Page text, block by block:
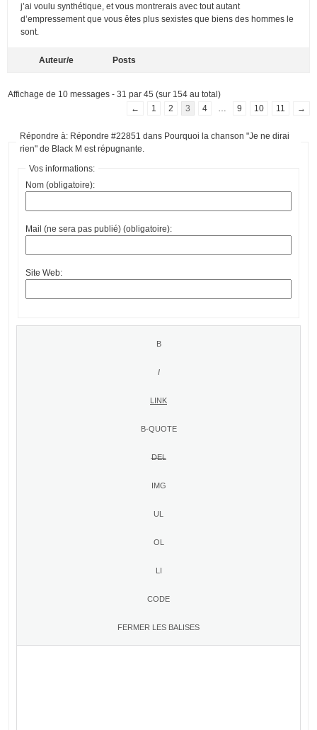
j’ai voulu synthétique, et vous montrerais avec tout autant
d’empressement que vous êtes plus sexistes que biens des hommes le
sont.
Auteur/e Posts
Affichage de 10 messages - 31 par 45 (sur 154 au total)
←
1 2 3 4 9 10 11 →
Répondre à: Répondre #22851 dans Pourquoi la chanson "Je ne dirai
rien" de Black M est répugnante.
Vos informations:
Nom (obligatoire):
Mail (ne sera pas publié) (obligatoire):
Site Web: